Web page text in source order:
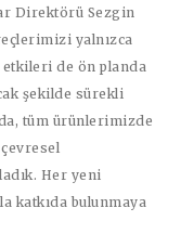
Direktörü Sezgin
yalnızca
de ön planda
şekilde sürekli
tüm ürünlerimizde
Her yeni
katkıda bulunmaya